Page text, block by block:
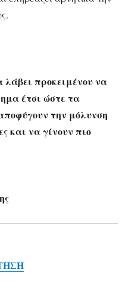
λάβει προκειμένου να
έτσι ώστε τα
την μόλυνση
και να γίνουν πιο